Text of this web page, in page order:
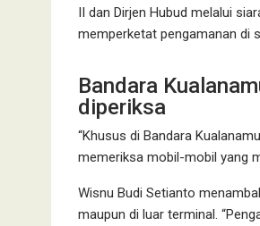
II dan Dirjen Hubud melalui
memperketat pengamanan di
Bandara
diperiksa
“Khusus di Bandara
memeriksa mobil-mobil yang
Wisnu Budi Setianto
maupun di luar terminal.